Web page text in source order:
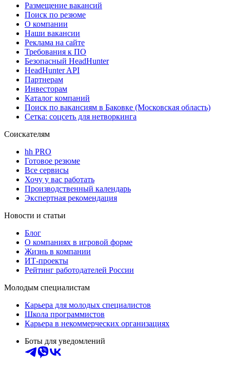
Размещение вакансий
Поиск по резюме
О компании
Наши вакансии
Реклама на сайте
Требования к ПО
Безопасный HeadHunter
HeadHunter API
Партнерам
Инвесторам
Каталог компаний
Поиск по вакансиям в Баковке (Московская область)
Сетка: соцсеть для нетворкинга
Соискателям
hh PRO
Готовое резюме
Все сервисы
Хочу у вас работать
Производственный календарь
Экспертная рекомендация
Новости и статьи
Блог
О компаниях в игровой форме
Жизнь в компании
ИТ-проекты
Рейтинг работодателей России
Молодым специалистам
Карьера для молодых специалистов
Школа программистов
Карьера в некоммерческих организациях
Боты для уведомлений